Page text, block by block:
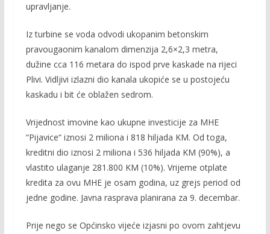
upravljanje.
Iz turbine se voda odvodi ukopanim betonskim
pravougaonim kanalom dimenzija 2,6×2,3 metra,
dužine cca 116 metara do ispod prve kaskade na rijeci
Plivi. Vidljivi izlazni dio kanala ukopiće se u postojeću
kaskadu i bit će oblažen sedrom.
Vrijednost imovine kao ukupne investicije za MHE
“Pijavice“ iznosi 2 miliona i 818 hiljada KM. Od toga,
kreditni dio iznosi 2 miliona i 536 hiljada KM (90%), a
vlastito ulaganje 281.800 KM (10%). Vrijeme otplate
kredita za ovu MHE je osam godina, uz grejs period od
jedne godine. Javna rasprava planirana za 9. decembar.
Prije nego se Općinsko vijeće izjasni po ovom zahtjevu